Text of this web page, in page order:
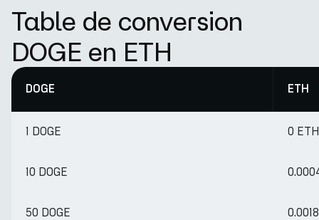
Table de conversion
DOGE en ETH
DOGE ETH
1 DOGE 0 ETH
10 DOGE
50 DOGE